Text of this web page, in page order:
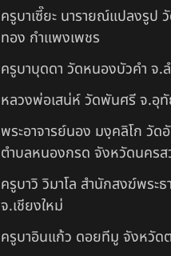
ครูบาเซี๊ยะ นารายณ์แปลงรูป
ทอง กำแพงเพชร
ครูบาบุดดา วัดหนองบัวคํา จ.
หลวงพ่อเสน่ห์ วัดพันศรี จ.อุ
พระอาจารย์นอง มงฺคลิโก วั
ตำบลหนองกรด จังหวัดนครส
ครูบาวิ วิมาโล สำนักสงฆ์พระ
จ.เชียงใหม่
ครูบาอินแก้ว ดอยทีมู จังหวัด